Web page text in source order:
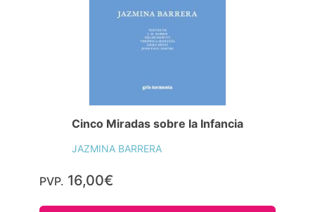
Cinco Miradas sobre la Infancia
JAZMINA BARRERA
PVP. 16,00€